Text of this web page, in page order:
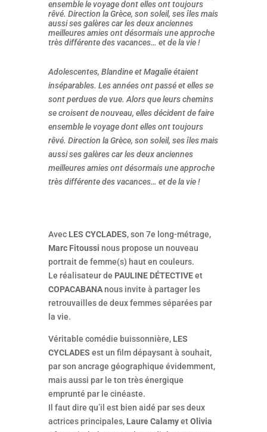
ensemble le voyage dont elles ont toujours
rêvé. Direction la Grèce, son soleil, ses îles mais
aussi ses galères car les deux anciennes
meilleures amies ont désormais une approche
très différente des vacances… et de la vie !
Adolescentes, Blandine et Magalie étaient
inséparables. Les années ont passé et elles se
sont perdues de vue. Alors que leurs chemins
se croisent de nouveau, elles décident de faire
ensemble le voyage dont elles ont toujours
rêvé. Direction la Grèce, son soleil, ses îles mais
aussi ses galères car les deux anciennes
meilleures amies ont désormais une approche
très différente des vacances… et de la vie !
Avec LES CYCLADES, son 7e long-métrage,
Marc Fitoussi nous propose un nouveau
portrait de femme(s) haut en couleurs.
Le réalisateur de PAULINE DÉTECTIVEet
COPACABANAnous invite à partager les
retrouvailles de deux femmes séparées par
la vie.
Véritable comédie buissonnière, LES
CYCLADES est un film dépaysant à souhait,
par son ancrage géographique évidemment,
mais aussi par le ton très énergique
emprunté par le cinéaste.
Il faut dire qu’il est bien aidé par ses deux
actrices principales, Laure CalamyetOlivia